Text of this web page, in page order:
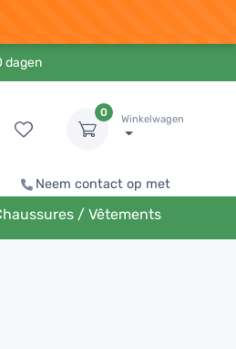
dagen
0
Winkelwagen
Neem contact op met
/ Vêtements